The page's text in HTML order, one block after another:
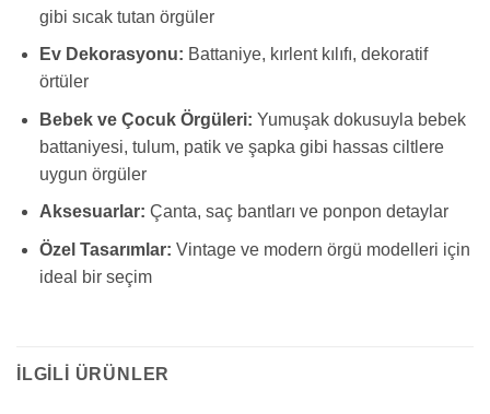
gibi sıcak tutan örgüler
Ev Dekorasyonu: Battaniye, kırlent kılıfı, dekoratif
örtüler
Bebek ve Çocuk Örgüleri: Yumuşak dokusuyla bebek
battaniyesi, tulum, patik ve şapka gibi hassas ciltlere
uygun örgüler
Aksesuarlar: Çanta, saç bantları ve ponpon detaylar
Özel Tasarımlar: Vintage ve modern örgü modelleri için
ideal bir seçim
İLGILI ÜRÜNLER